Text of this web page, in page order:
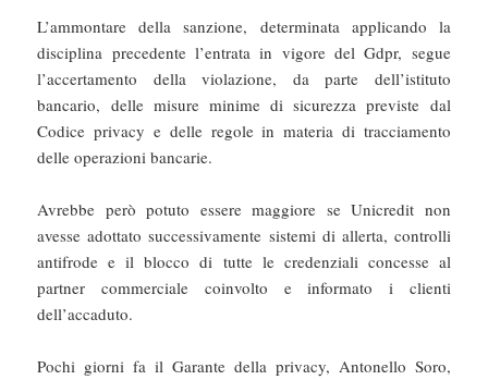
L’ammontare della sanzione, determinata applicando la
disciplina precedente l’entrata in vigore del Gdpr, segue
l’accertamento della violazione, da parte dell’istituto
bancario, delle misure minime di sicurezza previste dal
Codice privacy e delle regole in materia di tracciamento
delle operazioni bancarie.
Avrebbe però potuto essere maggiore se Unicredit non
avesse adottato successivamente sistemi di allerta, controlli
antifrode e il blocco di tutte le credenziali concesse al
partner commerciale coinvolto e informato i clienti
dell’accaduto.
Pochi giorni fa il Garante della privacy, Antonello Soro,